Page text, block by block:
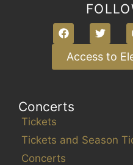
Access to
Concerts
Tickets
Tickets and Season
Concerts